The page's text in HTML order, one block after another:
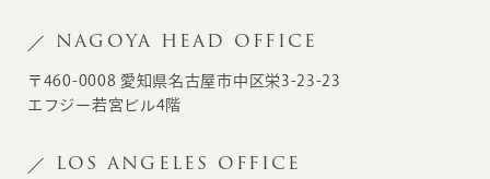
NAGOYA HEAD OFFICE
〒460-0008 愛知県名古屋市中区栄3-23-23
エフジー若宮ビル4階
LOS ANGELES OFFICE